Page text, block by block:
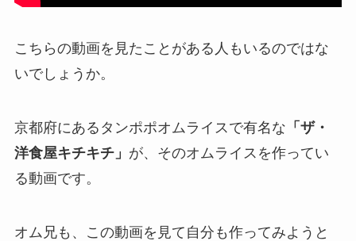
こちらの動画を見たことがある人もいるのではな
いでしょうか。
京都府にあるタンポポオムライスで有名な 「ザ・
洋食屋キチキチ」 が、そのオムライスを作ってい
る動画です。
オム兄も、この動画を見て自分も作ってみようと